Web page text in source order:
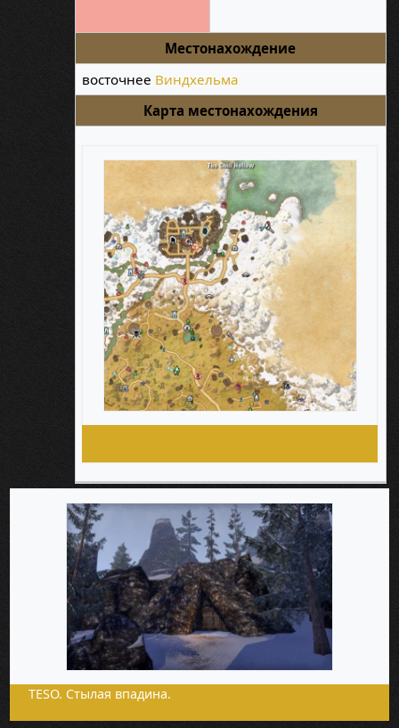
Местонахождение
восточнее Виндхельма
Карта местонахождения
TESO. Стылая впадина.